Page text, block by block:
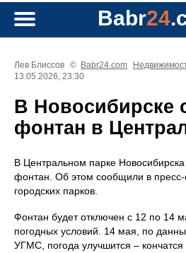
Babr24
Лев Блиссов © Babr24.com
13.05.2026, 23:30
В Новосибирске
фонтан в
В Центральном парке
фонтан. Об этом сообщили в пресс-
городских парков.
Фонтан будет отключен с 12 по 14
погодных условий. 14 мая, по
УГМС, погода улучшится –